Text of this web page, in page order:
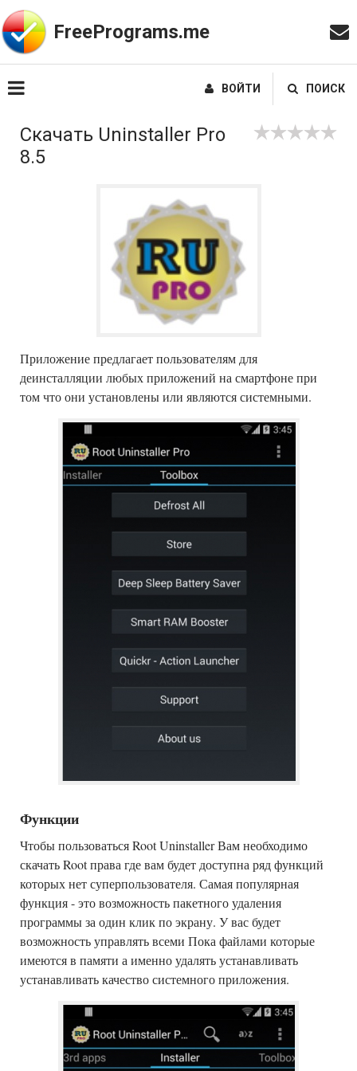
FreePrograms.me
ВОЙТИ ПОИСК
Скачать Uninstaller Pro
8.5
Приложение предлагает пользователям для
деинсталляции любых приложений на смартфоне при
том что они установлены или являются системными.
Функции
Чтобы пользоваться Root Uninstaller Вам необходимо
скачать Root права где вам будет доступна ряд функций
которых нет суперпользователя. Самая популярная
функция - это возможность пакетного удаления
программы за один клик по экрану. У вас будет
возможность управлять всеми Пока файлами которые
имеются в памяти а именно удалять устанавливать
устанавливать качество системного приложения.